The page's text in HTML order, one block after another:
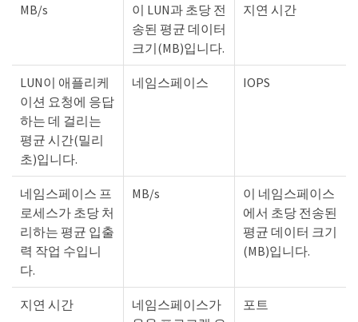
MB/s
이 LUN과 초당 전
송된 평균 데이터
크기(MB)입니다.
지연 시간
LUN이 애플리케
이션 요청에 응답
하는 데 걸리는
평균 시간(밀리
초)입니다.
네임스페이스 IOPS
네임스페이스 프
로세스가 초당 처
리하는 평균 입출
력 작업 수입니
다.
MB/s
이 네임스페이스
에서 초당 전송된
평균 데이터 크기
(MB)입니다.
지연 시간
네임스페이스가
포트